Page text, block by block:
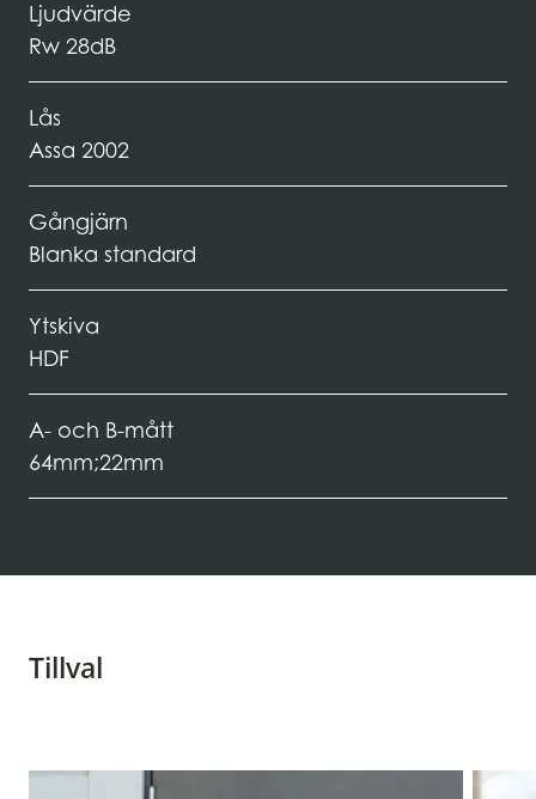
Ljudvärde
Rw 28dB
Lås
Assa 2002
Gångjärn
Blanka standard
Ytskiva
HDF
A- och B-mått
64mm;22mm
Tillval